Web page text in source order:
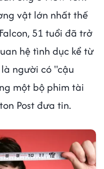
vật lớn nhất thế
51 tuổi đã trở
hệ tình dục kể từ
người có "cậu
một bộ phim tài
Post đưa tin.